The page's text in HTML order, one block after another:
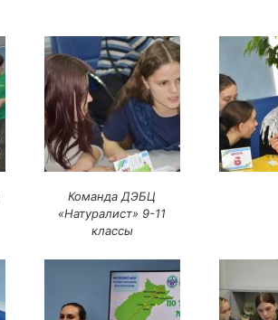
Команда ДЭБЦ
«Натуралист» 9-11
классы